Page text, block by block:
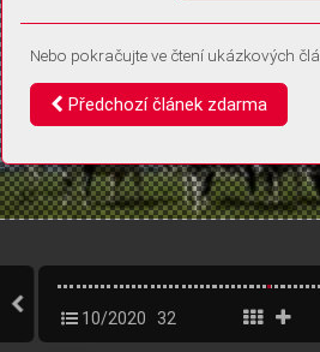
10/2020 32
Nebo pokračujte ve čtení ukázkových
Předchozí článek zdarma